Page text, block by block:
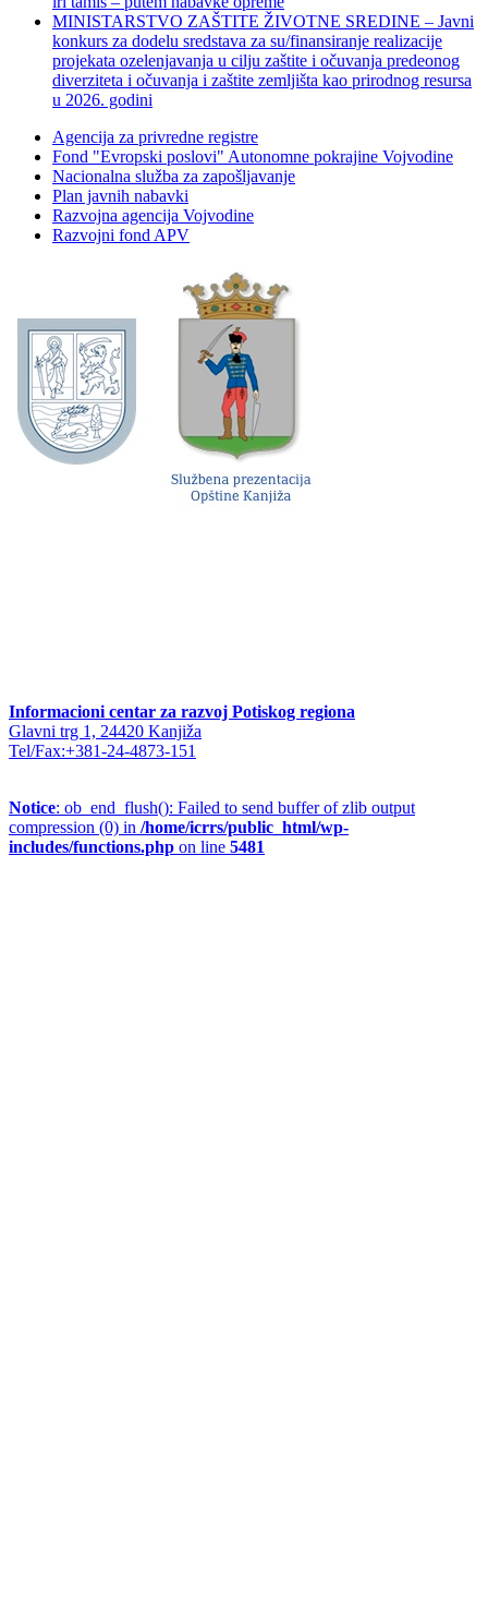
MINISTARSTVO ZAŠTITE ŽIVOTNE SREDINE – Javni
konkurs za dodelu sredstava za su/finansiranje realizacije
projekata ozelenjavanja u cilju zaštite i očuvanja predeonog
diverziteta i očuvanja i zaštite zemljišta kao prirodnog resursa
u 2026. godini
Agencija za privredne registre
Fond "Evropski poslovi" Autonomne pokrajine Vojvodine
Nacionalna služba za zapošljavanje
Plan javnih nabavki
Razvojna agencija Vojvodine
Razvojni fond APV
Informacioni centar za razvoj Potiskog regiona
Glavni trg 1, 24420 Kanjiža
Tel/Fax:+381-24-4873-151
Notice: ob_end_flush(): Failed to send buffer of zlib output
compression (0) in /home/icrrs/public_html/wp-
includes/functions.php on line 5481